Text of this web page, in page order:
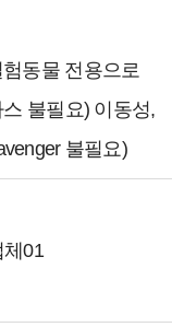
동물 전용으로
불필요) 이동성,
불필요)